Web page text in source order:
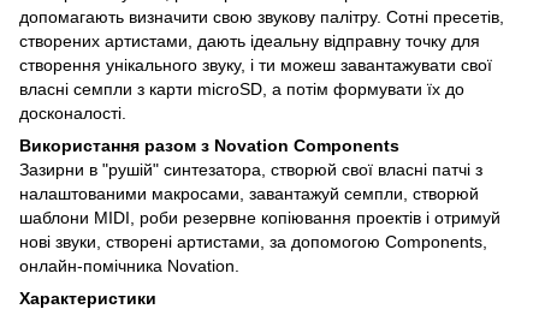
допомагають визначити свою звукову палітру. Сотні пресетів,
створених артистами, дають ідеальну відправну точку для
створення унікального звуку, і ти можеш завантажувати свої
власні семпли з карти microSD, а потім формувати їх до
досконалості.
Використання разом з Novation Components
Зазирни в "рушій" синтезатора, створюй свої власні патчі з
налаштованими макросами, завантажуй семпли, створюй
шаблони MIDI, роби резервне копіювання проектів і отримуй
нові звуки, створені артистами, за допомогою Components,
онлайн-помічника Novation.
Характеристики